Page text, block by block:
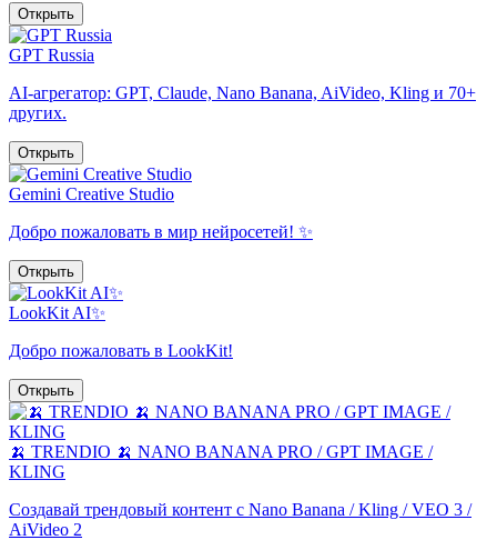
Открыть
GPT Russia
AI-агрегатор: GPT, Claude, Nano Banana, AiVideo, Kling и 70+
других.
Открыть
Gemini Creative Studio
Добро пожаловать в мир нейросетей! ✨
Открыть
LookKit AI✨
Добро пожаловать в LookKit!
Открыть
🍌 TRENDIO 🍌 NANO BANANA PRO / GPT IMAGE /
KLING
Создавай трендовый контент с Nano Banana / Kling / VEO 3 /
AiVideo 2